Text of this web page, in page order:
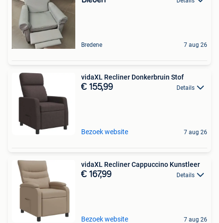
Bredene 7 aug 26
vidaXL Recliner Donkerbruin Stof
€ 155,99 Details
Bezoek website 7 aug 26
vidaXL Recliner Cappuccino Kunstleer
€ 167,99 Details
Bezoek website 7 aug 26